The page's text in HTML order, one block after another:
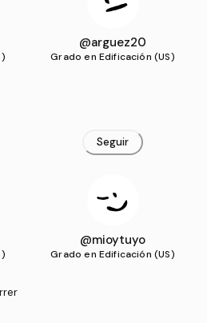
@arguez20
Grado en Edificación (US)
Seguir
@mioytuyo
Grado en Edificación (US)